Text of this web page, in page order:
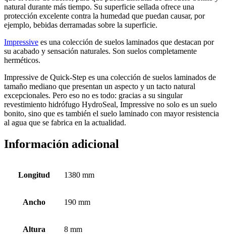
natural durante más tiempo. Su superficie sellada ofrece una
protección excelente contra la humedad que puedan causar, por
ejemplo, bebidas derramadas sobre la superficie.
Impressive es una colección de suelos laminados que destacan por
su acabado y sensación naturales. Son suelos completamente
herméticos.
Impressive de Quick-Step es una colección de suelos laminados de
tamaño mediano que presentan un aspecto y un tacto natural
excepcionales. Pero eso no es todo: gracias a su singular
revestimiento hidrófugo HydroSeal, Impressive no solo es un suelo
bonito, sino que es también el suelo laminado con mayor resistencia
al agua que se fabrica en la actualidad.
Información adicional
Longitud 1380 mm
Ancho 190 mm
Altura 8 mm